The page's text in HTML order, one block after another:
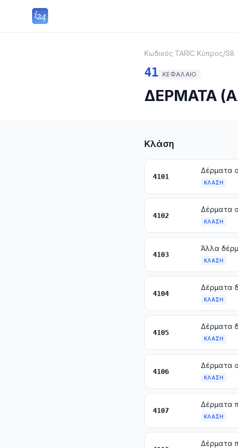
Κωδικός TARIC Κύπρος/S8
41 ΚΕΦΆΛΑΙΟ
ΔΕΡΜΑΤΑ
Κλάση
4101
ΚΛΆΣΗ
4102
ΚΛΆΣΗ
4103
ΚΛΆΣΗ
4104
ΚΛΆΣΗ
4105
ΚΛΆΣΗ
4106
ΚΛΆΣΗ
4107
ΚΛΆΣΗ